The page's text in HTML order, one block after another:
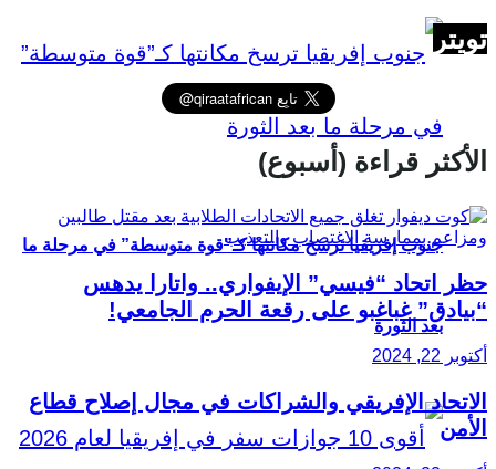
جنوب إفريقيا ترسخ مكانتها كـ”قوة متوسطة” في مرحلة ما
بعد الثورة
تويتر
الأكثر قراءة (أسبوع)
حظر اتحاد “فيسي” الإيفواري.. واتارا يدهس
“بيادق” غباغبو على رقعة الحرم الجامعي!
أكتوبر 22, 2024
الاتحاد الإفريقي والشراكات في مجال إصلاح قطاع
الأمن